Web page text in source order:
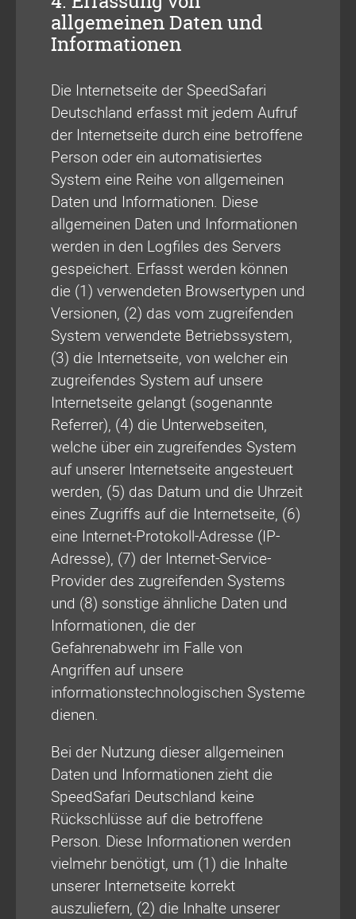
allgemeinen Daten und
Informationen
Die Internetseite der SpeedSafari
Deutschland erfasst mit jedem Aufruf
der Internetseite durch eine betroffene
Person oder ein automatisiertes
System eine Reihe von allgemeinen
Daten und Informationen. Diese
allgemeinen Daten und Informationen
werden in den Logfiles des Servers
gespeichert. Erfasst werden können
die (1) verwendeten Browsertypen und
Versionen, (2) das vom zugreifenden
System verwendete Betriebssystem,
(3) die Internetseite, von welcher ein
zugreifendes System auf unsere
Internetseite gelangt (sogenannte
Referrer), (4) die Unterwebseiten,
welche über ein zugreifendes System
auf unserer Internetseite angesteuert
werden, (5) das Datum und die Uhrzeit
eines Zugriffs auf die Internetseite, (6)
eine Internet-Protokoll-Adresse (IP-
Adresse), (7) der Internet-Service-
Provider des zugreifenden Systems
und (8) sonstige ähnliche Daten und
Informationen, die der
Gefahrenabwehr im Falle von
Angriffen auf unsere
informationstechnologischen Systeme
dienen.
Bei der Nutzung dieser allgemeinen
Daten und Informationen zieht die
SpeedSafari Deutschland keine
Rückschlüsse auf die betroffene
Person. Diese Informationen werden
vielmehr benötigt, um (1) die Inhalte
unserer Internetseite korrekt
auszuliefern, (2) die Inhalte unserer